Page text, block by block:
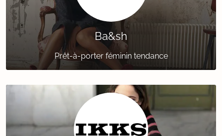
Ba&sh
Prêt-à-porter féminin tendance